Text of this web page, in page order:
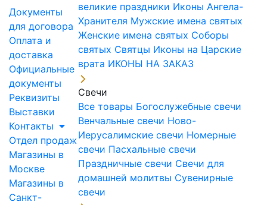
Документы
для договора
Оплата и
доставка
Официальные
документы
Реквизиты
Выставки
Контакты
Отдел продаж
Магазины в
Москве
Магазины в
Санкт-
великие праздники Иконы Ангела-
Хранителя Мужские имена святых
Женские имена святых Соборы
святых Святцы Иконы на Царские
врата ИКОНЫ НА ЗАКАЗ
Свечи
Все товары Богослужебные свечи
Венчальные свечи Ново-
Иерусалимские свечи Номерные
свечи Пасхальные свечи
Праздничные свечи Свечи для
домашней молитвы Сувенирные
свечи